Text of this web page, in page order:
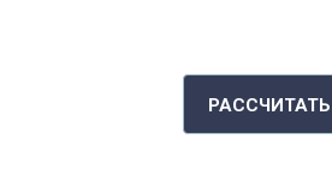
РАССЧИТАТЬ